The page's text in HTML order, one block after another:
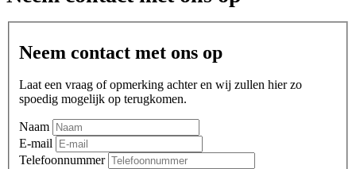
Neem contact met ons op
Laat een vraag of opmerking achter en wij zullen hier zo
spoedig mogelijk op terugkomen.
Naam
E-mail
Telefoonnummer